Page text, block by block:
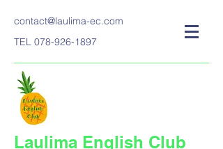
contact@laulima-ec.com
TEL 078-926-1897
Laulima English Club